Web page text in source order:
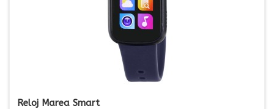
Reloj Marea Smart